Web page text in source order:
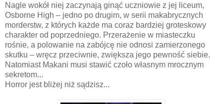
Nagle wokół niej zaczynają ginąć uczniowie z jej liceum,
Osborne High – jedno po drugim, w serii makabrycznych
morderstw, z których każde ma coraz bardziej groteskowy
charakter od poprzedniego. Przerażenie w miasteczku
rośnie, a polowanie na zabójcę nie odnosi zamierzonego
skutku – wręcz przeciwnie, zwiększa jego pewność siebie.
Natomiast Makani musi stawić czoło własnym mrocznym
sekretom...
Horror jest bliżej niż sądzisz...